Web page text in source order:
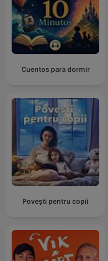
Cuentos para dormir
Povești pentru copii